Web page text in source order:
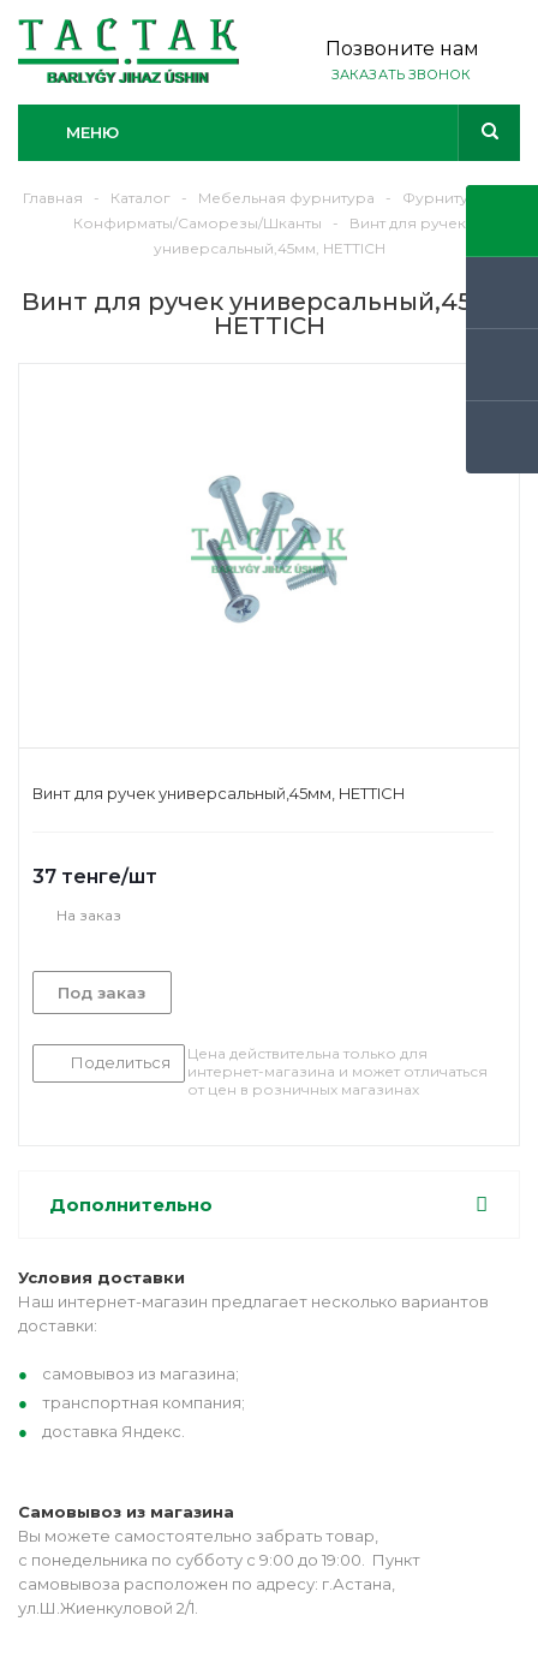
Позвоните нам
ЗАКАЗАТЬ ЗВОНОК
МЕНЮ
Главная - Каталог - Мебельная фурнитура - Фурнитура
Конфирматы/Саморезы/Шканты
-
Винт для ручек
универсальный,45мм, HETTICH
Винт для ручек универсальный,45мм,
HETTICH
Винт для ручек универсальный,45мм, HETTICH
37 тенге/шт
На заказ
Под заказ
Поделиться
Цена действительна только для
интернет-магазина и может отличаться
от цен в розничных магазинах
Дополнительно
Условия доставки
Наш интернет-магазин предлагает несколько вариантов
доставки:
самовывоз из магазина;
транспортная компания;
доставка Яндекс.
Самовывоз из магазина
Вы можете самостоятельно забрать товар,
с понедельника по субботу с 9:00 до 19:00. Пункт
самовывоза расположен по адресу: г.Астана,
ул.Ш.Жиенкуловой 2/1.